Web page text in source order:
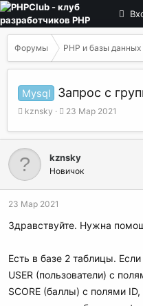
Форумы PHP и базы данных
Mysql Запрос с
А
т
о
р
т
ы
kznsky
Д
т
н
а
а
23 Мар 2021
kznsky
Новичок
23 Мар 2021
Здравствуйте. Нужна
Есть в базе 2 таблицы.
USER (пользователи) с
SCORE (баллы) с полями ID,